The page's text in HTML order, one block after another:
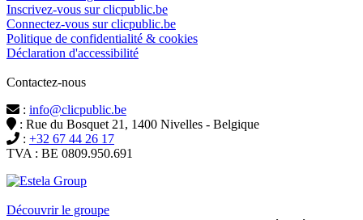
Inscrivez-vous sur clicpublic.be
Connectez-vous sur clicpublic.be
Politique de confidentialité & cookies
Déclaration d'accessibilité
Contactez-nous
: info@clicpublic.be
: Rue du Bosquet 21, 1400 Nivelles - Belgique
: +32 67 44 26 17
TVA : BE 0809.950.691
Découvrir le groupe